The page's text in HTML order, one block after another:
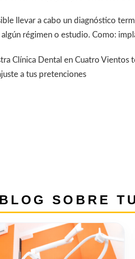
llevar a cabo un diagnóstico
algún régimen o estudio. Como:
Clínica Dental en Cuatro
a tus pretenciones
BLOG SOBRE